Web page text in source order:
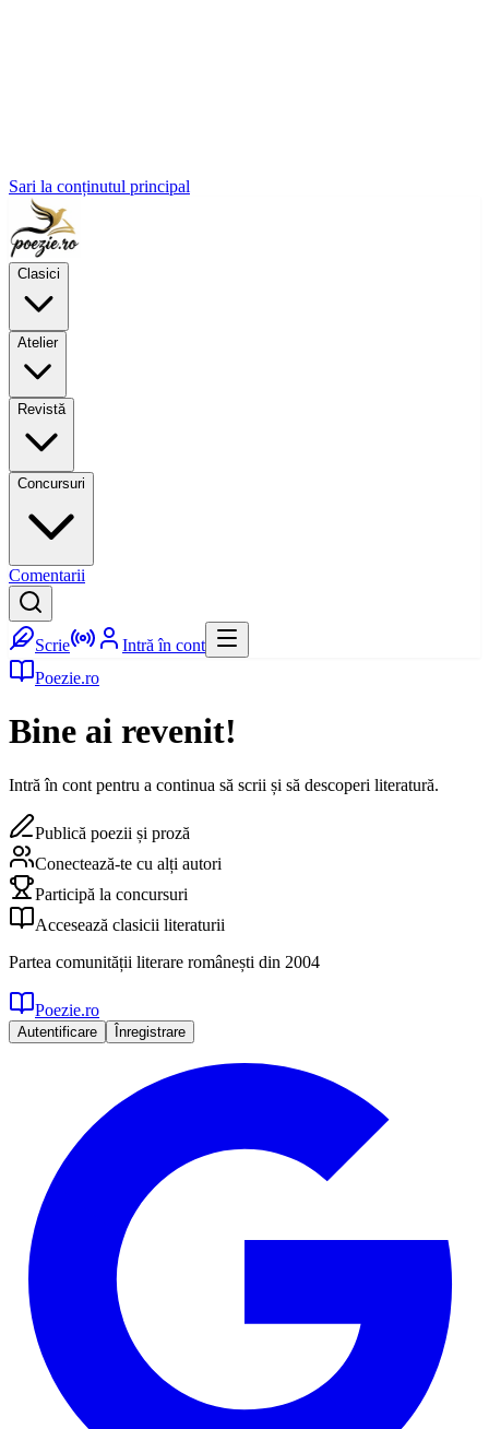
Sari la conținutul principal
Clasici
Atelier
Revistă
Concursuri
Comentarii
Scrie
Intră în cont
Poezie.ro
Bine ai revenit!
Intră în cont pentru a continua să scrii și să descoperi literatură.
Publică poezii și proză
Conectează-te cu alți autori
Participă la concursuri
Accesează clasicii literaturii
Partea comunității literare românești din 2004
Poezie.ro
Autentificare Înregistrare